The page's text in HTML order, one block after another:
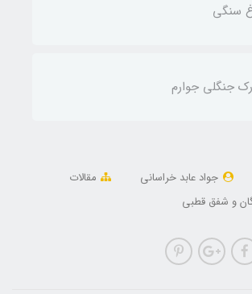
سنگی
جنگلی جوارم
جواد عابد خراسانی
مقالات
و شفق قطبی